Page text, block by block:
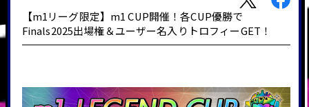
【m1リーグ限定】m1 CUP開催！各CUP優勝で
Finals2025出場権＆ユーザー名入りトロフィーGET！